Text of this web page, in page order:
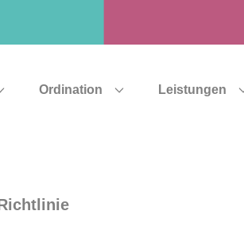
Ordination Leistungen